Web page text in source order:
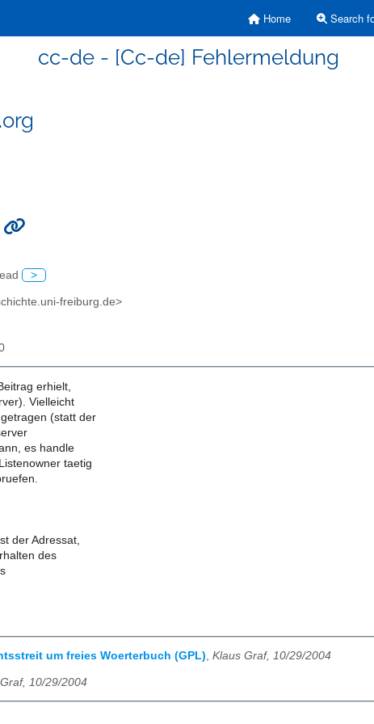
Home Search
cc-de - [Cc-de] Fehlermeldung
>
freiburg.de>
erhielt,
Vielleicht
(statt der
es handle
taetig
der Adressat,
des
um freies Woerterbuch (GPL), Klaus Graf, 10/29/2004
10/29/2004